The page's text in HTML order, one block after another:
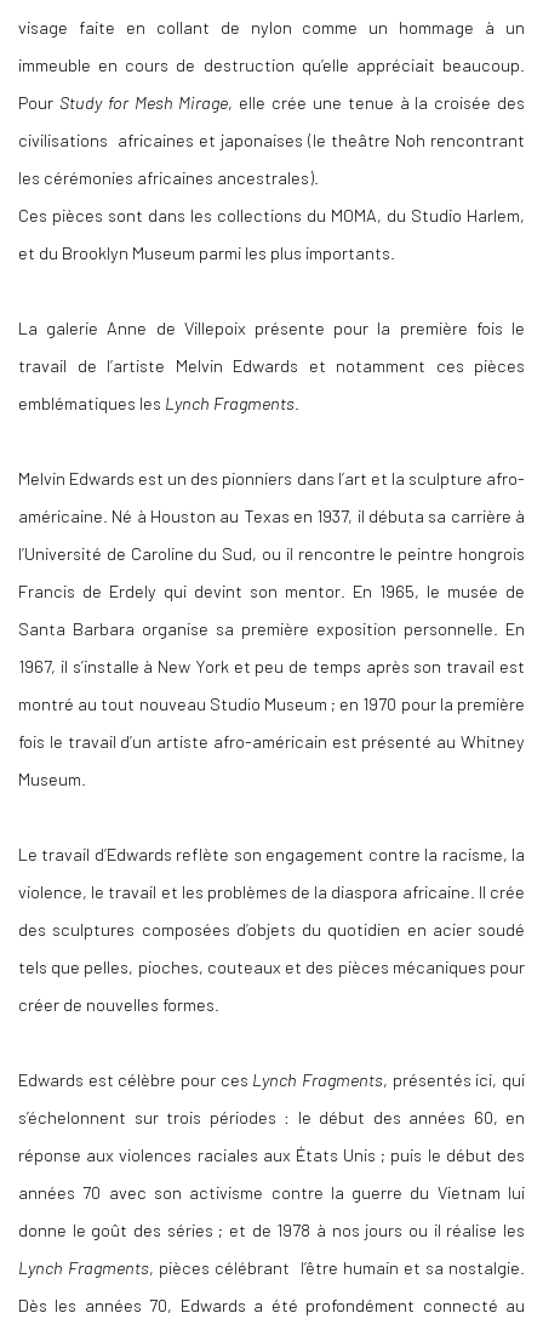
visage faite en collant de nylon comme un hommage à un
immeuble en cours de destruction qu’elle appréciait beaucoup.
Pour Study for Mesh Mirage, elle crée une tenue à la croisée des
civilisations africaines et japonaises (le theâtre Noh rencontrant
les cérémonies africaines ancestrales).
Ces pièces sont dans les collections du MOMA, du Studio Harlem,
et du Brooklyn Museum parmi les plus importants.
La galerie Anne de Villepoix présente pour la première fois le
travail de l’artiste Melvin Edwards et notamment ces pièces
emblématiques les Lynch Fragments
Melvin Edwards est un des pionniers dans l’art et la sculpture afro-
américaine. Né à Houston au Texas en 1937, il débuta sa carrière à
l’Université de Caroline du Sud, ou il rencontre le peintre hongrois
Francis de Erdely qui devint son mentor. En 1965, le musée de
Santa Barbara organise sa première exposition personnelle. En
1967, il s’installe à New York et peu de temps après son travail est
montré au tout nouveau Studio Museum ; en 1970 pour la première
fois le travail d’un artiste afro-américain est présenté au Whitney
Museum.
Le travail d’Edwards reflète son engagement contre la racisme, la
violence, le travail et les problèmes de la diaspora africaine. Il crée
des sculptures composées d’objets du quotidien en acier soudé
tels que pelles, pioches, couteaux et des pièces mécaniques pour
créer de nouvelles formes.
Edwards est célèbre pour ces Lynch Fragments, présentés ici, qui
s’échelonnent sur trois périodes : le début des années 60, en
réponse aux violences raciales aux États Unis ; puis le début des
années 70 avec son activisme contre la guerre du Vietnam lui
donne le goût des séries ; et de 1978 à nos jours ou il réalise les
Lynch Fragments, pièces célébrant l’être humain et sa nostalgie.
Dès les années 70, Edwards a été profondément connecté au